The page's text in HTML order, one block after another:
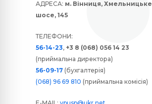
АДРЕСА: м. Вінниця, Хмельницьке
шосе, 145
ТЕЛЕФОНИ:
56-14-23, +3 8 (068) 056 14 23
(приймальна директора)
56-09-17 (бухгалтерія)
(068) 96 69 810 (приймальна комісія)